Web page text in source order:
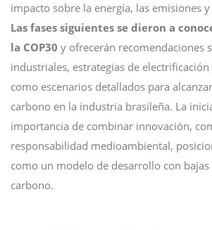
impacto sobre la energía, las emisiones
Las fases siguientes se dieron a
la COP30 y ofrecerán recomendaciones
industriales, estrategias de
como escenarios detallados para
carbono en la industria brasileña. La
importancia de combinar innovación,
responsabilidad medioambiental,
como un modelo de desarrollo con
carbono.